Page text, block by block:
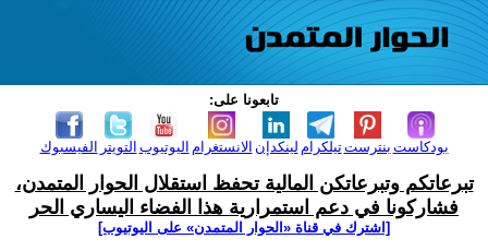
تابعونا على:
الفيسبوك التويتر اليوتيوب الانستغرام لينكدإن تيلكرامبنترست بودكاست
تبرعاتكم وتبرعاتكن المالية تحفظ استقلال الحوار المتمدن،
فشاركونا في دعم استمرارية هذا الفضاء اليساري الحر
[اشترك في قناة ‫«الحوار المتمدن» على اليوتيوب]